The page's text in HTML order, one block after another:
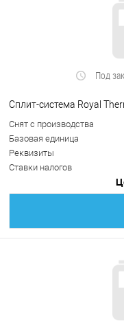
Под
Сплит-система Royal
Снят с производства
Базовая единица
Реквизиты
Ставки налогов